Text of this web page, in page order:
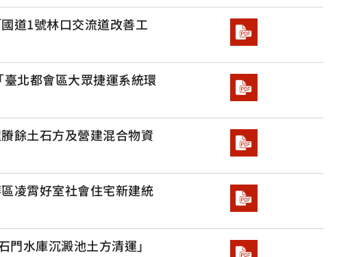
道1號林口交流道改善工
北都會區大眾捷運系統環
餘土石方及營建混合物資
凌霄好室社會住宅新建統
水庫沉澱池土方清運」